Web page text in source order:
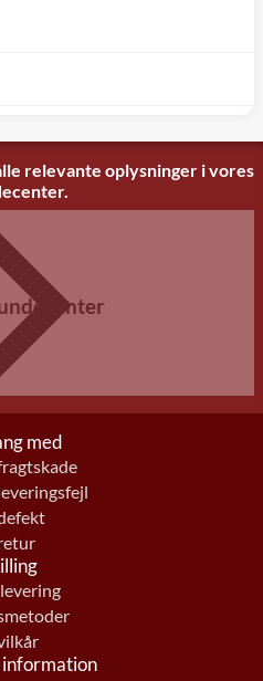
relevante oplysninger i vores
med
information